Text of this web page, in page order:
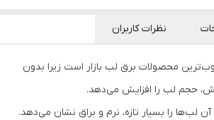
نظرات کاربران
محصولات برق لب بازار است زیرا بدون
حجم لب را افزایش می‌دهد.
را بسیار تازه، نرم و براق نشان می‌دهد.